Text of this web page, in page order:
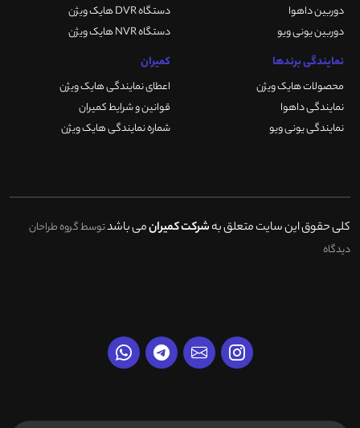
دوربین داهوا
دوربین یونی ویو
دستگاه DVR هایک ویژن
دستگاه NVR هایک ویژن
نمایندگی برندها
محصولات هایک ویژن
نمایندگی داهوا
نمایندگی یونی ویو
کمیران
اعطای نمایندگی هایک ویژن
قوانین و شرایط کمیران
شماره نمایندگی هایک ویژن
کلی حقوق این سایت متعلق بهشرکت کمیرانمی باشدتوسط گروه طراحان
دیدگاه